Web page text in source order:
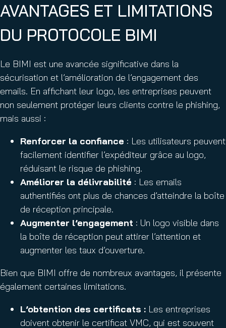
AVANTAGES ET LIMITATIONS
DU PROTOCOLE BIMI
Le BIMI est une avancée significative dans la
sécurisation et l’amélioration de l’engagement des
emails. En affichant leur logo, les entreprises peuvent
non seulement protéger leurs clients contre le phishing,
mais aussi :
Renforcer la confiance : Les utilisateurs peuvent
facilement identifier l’expéditeur grâce au logo,
réduisant le risque de phishing.
Améliorer la délivrabilité : Les emails
authentifiés ont plus de chances d’atteindre la boîte
de réception principale.
Augmenter l’engagement : Un logo visible dans
la boîte de réception peut attirer l’attention et
augmenter les taux d’ouverture.
Bien que BIMI offre de nombreux avantages, il présente
également certaines limitations.
L’obtention des certificats : Les entreprises
doivent obtenir le certificat VMC, qui est souvent